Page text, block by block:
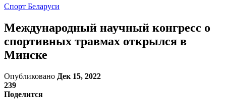
Спорт Беларуси
Международный научный конгресс о
спортивных травмах открылся в
Минске
Опубликовано Дек 15, 2022
239
Поделится